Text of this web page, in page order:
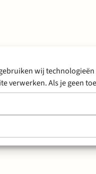
wij
verwerken. Als je geen